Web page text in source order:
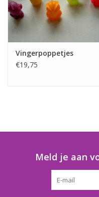
Speelgoedpakketten
Gevulde capsules & mixen
Vingerpoppetjes
€19,75
Meld je aan